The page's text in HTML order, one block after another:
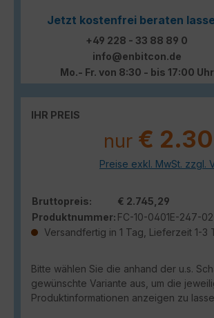
Jetzt kostenfrei beraten
+49 228 - 33 88 89 0
info@enbitcon.de
Mo.- Fr. von 8:30 - bis 17:00 Uhr
IHR PREIS
nur €
Preise exkl. MwSt. zzgl.
Bruttopreis:
€ 2.745,29
Produktnummer: FC-10-0401E-247-
Versandfertig in 1 Tag, Lieferzeit 1-3
Bitte wählen Sie die anhand der u.s.
gewünschte Variante aus, um die
Produktinformationen anzeigen zu